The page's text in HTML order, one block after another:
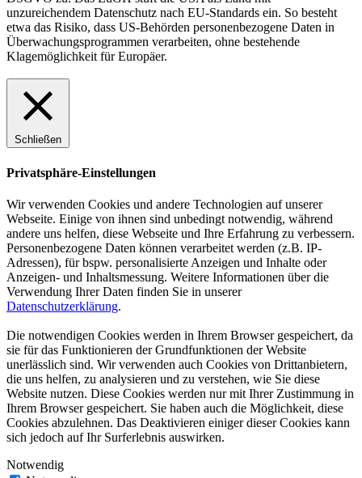
unzureichendem Datenschutz nach EU-Standards ein. So besteht
etwa das Risiko, dass US-Behörden personenbezogene Daten in
Überwachungsprogrammen verarbeiten, ohne bestehende
Klagemöglichkeit für Europäer.
Schließen
Privatsphäre-Einstellungen
Wir verwenden Cookies und andere Technologien auf unserer
Webseite. Einige von ihnen sind unbedingt notwendig, während
andere uns helfen, diese Webseite und Ihre Erfahrung zu verbessern.
Personenbezogene Daten können verarbeitet werden (z.B. IP-
Adressen), für bspw. personalisierte Anzeigen und Inhalte oder
Anzeigen- und Inhaltsmessung. Weitere Informationen über die
Verwendung Ihrer Daten finden Sie in unserer
Datenschutzerklärung.
Die notwendigen Cookies werden in Ihrem Browser gespeichert, da
sie für das Funktionieren der Grundfunktionen der Website
unerlässlich sind. Wir verwenden auch Cookies von Drittanbietern,
die uns helfen, zu analysieren und zu verstehen, wie Sie diese
Website nutzen. Diese Cookies werden nur mit Ihrer Zustimmung in
Ihrem Browser gespeichert. Sie haben auch die Möglichkeit, diese
Cookies abzulehnen. Das Deaktivieren einiger dieser Cookies kann
sich jedoch auf Ihr Surferlebnis auswirken.
Notwendig